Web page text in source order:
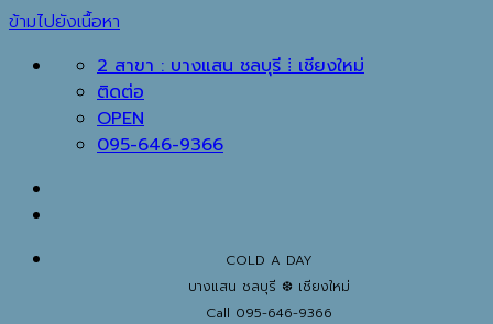
ข้ามไปยังเนื้อหา
2 สาขา : บางแสน ชลบุรี ⁞ เชียงใหม่
ติดต่อ
OPEN
095-646-9366
COLD A DAY
บางแสน ชลบุรี ❆ เชียงใหม่
Call 095-646-9366